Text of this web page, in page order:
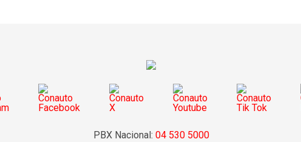
PBX Nacional: 04 530 5000